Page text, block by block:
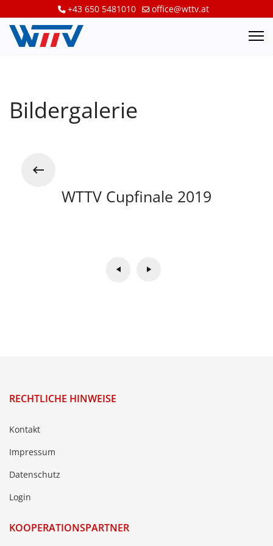
+43 650 5481010 office@wttv.at
Bildergalerie
WTTV Cupfinale 2019
RECHTLICHE HINWEISE
Kontakt
Impressum
Datenschutz
Login
KOOPERATIONSPARTNER